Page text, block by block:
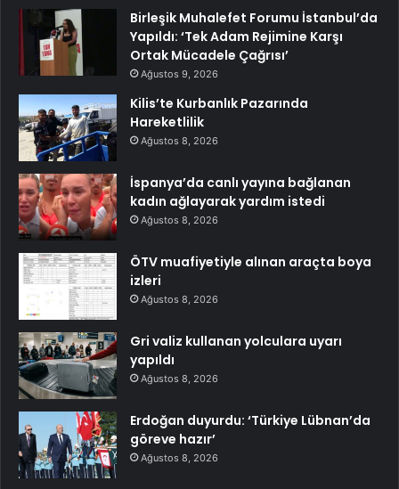
Birleşik Muhalefet Forumu İstanbul’da
Yapıldı: ‘Tek Adam Rejimine Karşı
Ortak Mücadele Çağrısı’
Ağustos 9, 2026
Kilis’te Kurbanlık Pazarında
Hareketlilik
Ağustos 8, 2026
İspanya’da canlı yayına bağlanan
kadın ağlayarak yardım istedi
Ağustos 8, 2026
ÖTV muafiyetiyle alınan araçta boya
izleri
Ağustos 8, 2026
Gri valiz kullanan yolculara uyarı
yapıldı
Ağustos 8, 2026
Erdoğan duyurdu: ‘Türkiye Lübnan’da
göreve hazır’
Ağustos 8, 2026